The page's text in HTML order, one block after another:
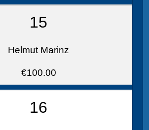
15
Helmut Marinz
€100.00
16